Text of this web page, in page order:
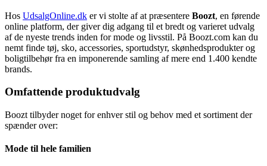
Hos UdsalgOnline.dk er vi stolte af at præsentere Boozt, en førende
online platform, der giver dig adgang til et bredt og varieret udvalg
af de nyeste trends inden for mode og livsstil. På Boozt.com kan du
nemt finde tøj, sko, accessories, sportudstyr, skønhedsprodukter og
boligtilbehør fra en imponerende samling af mere end 1.400 kendte
brands.
Omfattende produktudvalg
Boozt tilbyder noget for enhver stil og behov med et sortiment der
spænder over:
Mode til hele familien